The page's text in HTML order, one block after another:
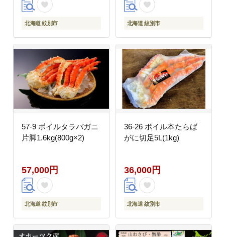
北海道 紋別市 北海道 紋別市
57-9 ボイルタラバガニ
片脚1.6kg(800g×2)
57,000円
北海道 紋別市
36-26 ボイル本たらば
がに切足5L(1kg)
36,000円
北海道 紋別市